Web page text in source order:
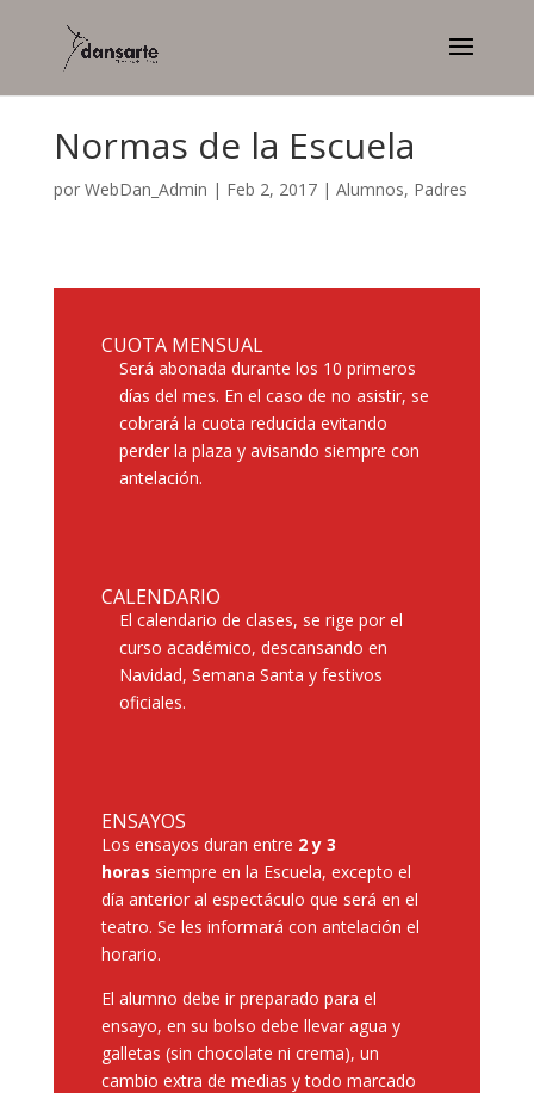
Normas de la Escuela
por WebDan_Admin | Feb 2, 2017| Alumnos, Padres
CUOTA MENSUAL
Será abonada durante los 10 primeros
días del mes. En el caso de no asistir, se
cobrará la cuota reducida evitando
perder la plaza y avisando siempre con
antelación.
CALENDARIO
El calendario de clases, se rige por el
curso académico, descansando en
Navidad, Semana Santa y festivos
oficiales.
ENSAYOS
Los ensayos duran entre 2 y 3
horas siempre en la Escuela, excepto el
día anterior al espectáculo que será en el
teatro. Se les informará con antelación el
horario.
El alumno debe ir preparado para el
ensayo, en su bolso debe llevar agua y
galletas (sin chocolate ni crema), un
cambio extra de medias y todo marcado